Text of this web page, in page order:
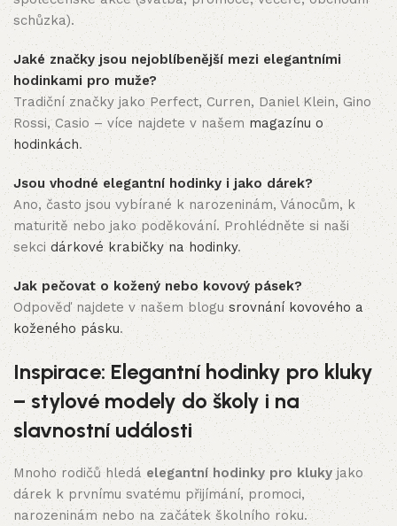
schůzka).
Jaké značky jsou nejoblíbenější mezi elegantními
hodinkami pro muže?
Tradiční značky jako Perfect, Curren, Daniel Klein, Gino
Rossi, Casio – více najdete v našem magazínu o
hodinkách.
Jsou vhodné elegantní hodinky i jako dárek?
Ano, často jsou vybírané k narozeninám, Vánocům, k
maturitě nebo jako poděkování. Prohlédněte si naši
sekci dárkové krabičky na hodinky.
Jak pečovat o kožený nebo kovový pásek?
Odpověď najdete v našem blogusrovnání kovového a
koženého pásku.
Inspirace: Elegantní hodinky pro kluky
– stylové modely do školy i na
slavnostní události
Mnoho rodičů hledá elegantní hodinky pro klukyjako
dárek k prvnímu svatému přijímání, promoci,
narozeninám nebo na začátek školního roku.